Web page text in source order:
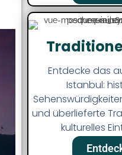
Entdecke das
Istanbul:
und überlieferte
kulturelles